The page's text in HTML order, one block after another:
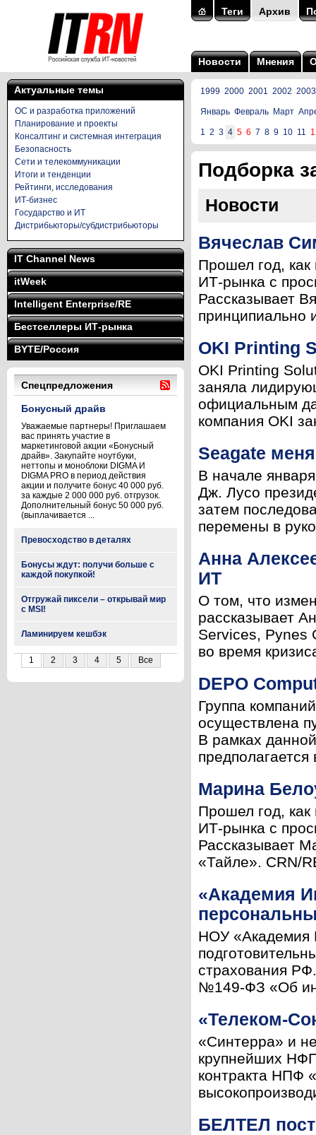
Теги Архив
Новости Мнения
Актуальные темы
ОС и разработка приложений
Планирование и проекты
Консалтинг и системная интеграция
Безопасность
Сети и телекоммуникации
Итоги и тенденции
Рейтинги, исследования
ИТ-бизнес
Государство и ИТ
Дистрибьюторы/субдистрибьюторы
IT Channel News
itWeek
Intelligent Enterprise/RE
Бестселлеры ИТ-рынка
BYTE/Россия
Спецпредложения
Бонусный драйв
Уважаемые партнеры! Приглашаем
вас принять участие в
маркетинговой акции «Бонусный
драйв». Закупайте ноутбуки,
неттопы и моноблоки DIGMA И
DIGMA PRO в период действия
акции и получите бонус 40 000 руб.
за каждые 2 000 000 руб. отгрузок.
Дополнительный бонус 50 000 руб.
(выплачивается ...
Превосходство в деталях
Бонусы ждут: получи больше с
каждой покупкой!
Отгружай пиксели – открывай мир
с MSI!
Ламинируем кешбэк
1 2 3 4 5 Все
1999 2000 2001 2002 2003
Январь Февраль Март
1 2 3 4 5 6 7 8 9 10 11
Подборка
Новости
Вячеслав
Прошел год,
ИТ-рынка с
Рассказывает
принципиально
OKI Printing
OKI Printing
заняла
официальным
компания OKI
Seagate
В начале
Дж. Лусо
затем
перемены в
Анна
ИТ
О том, что
рассказывает
Services, Pynes
во время
DEPO
Группа
осуществлена
В рамках
Марина
Прошел год,
ИТ-рынка с
Рассказывает
«Тайле». CRN/
«Академия
НОУ
страхования
№149-ФЗ «Об
«Телеком-
«Синтерра» и
крупнейших
контракта НПФ
БЕЛТЕЛ